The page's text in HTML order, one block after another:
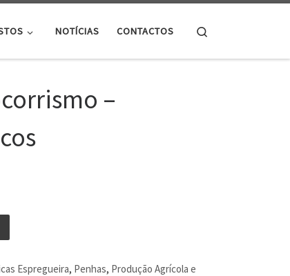
NOTÍCIAS CONTACTOS
–
Espregueira, Penhas, Produção Agrícola e